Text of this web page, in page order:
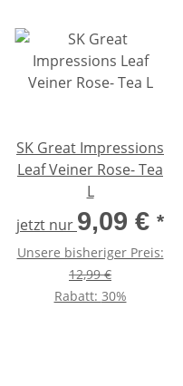
SK Great Impressions
Leaf Veiner Rose- Tea
L
jetzt nur 9,09 € *
Unsere bisheriger Preis:
12,99 €
Rabatt: 30%